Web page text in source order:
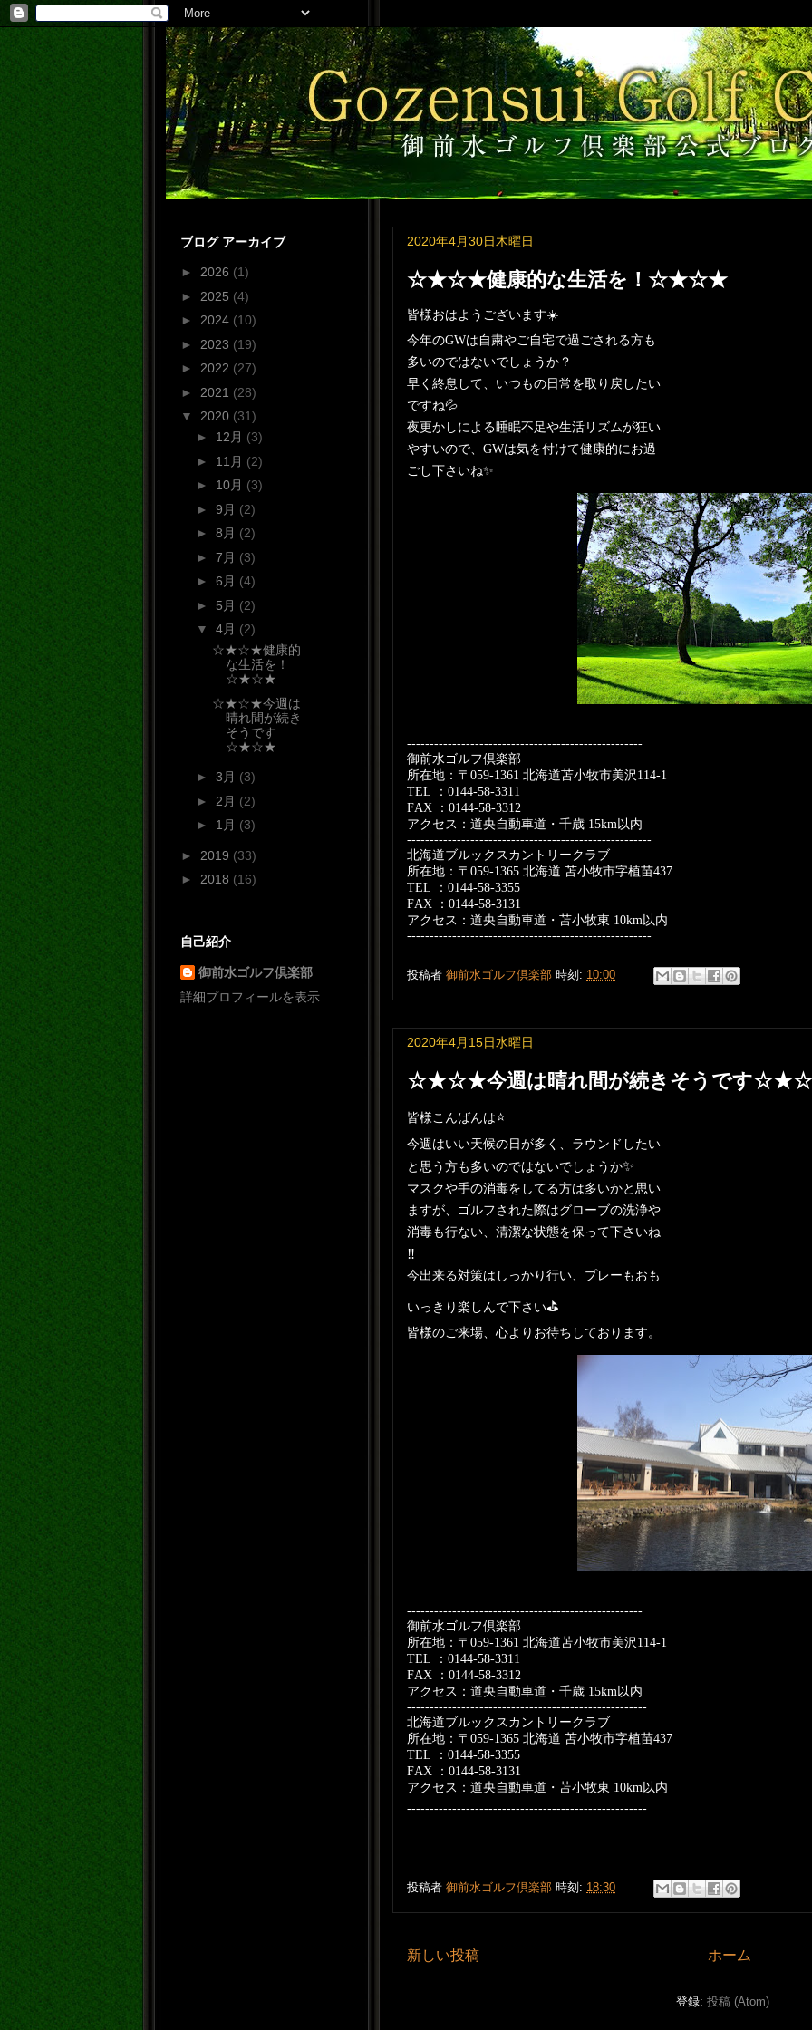
2020年4月30日木曜日
☆★☆★健康的な生活を！☆★☆★
皆様おはようございます☀️
今年のGWは自粛やご自宅で過ごされる方も
多いのではないでしょうか？
早く終息して、いつもの日常を取り戻したい
ですね💦
夜更かしによる睡眠不足や生活リズムが狂い
やすいので、 GWは気を付けて健康的にお過
ごし下さいね✨
----------------------------------------------------
御前水ゴルフ倶楽部
所在地：〒 059-1361 北海道苫小牧市美沢 114-1
TEL
： 0144-58-3311
FAX
： 0144-58-3312
アクセス：道央自動車道・千歳 15km以内
------------------------------------------------------
北海道ブルックスカントリークラブ
所在地：〒 059-1365 北海道 苫小牧市字植苗437
TEL
： 0144-58-3355
FAX
： 0144-58-3131
アクセス：道央自動車道・苫小牧東 10km以内
------------------------------------------------------
投稿者 御前水ゴルフ倶楽部 時刻: 10:00
2020年4月15日水曜日
☆★☆★今週は晴れ間が続きそうです
皆様こんばんは⭐️
今週はいい天候の日が多く、ラウンドしたい
と思う方も多いのではないでしょうか✨
マスクや手の消毒をしてる方は多いかと思い
ますが、ゴルフされた際はグローブの洗浄や
消毒も行ない、清潔な状態を保って下さいね
‼️
今出来る対策はしっかり行い、プレーもおも
いっきり楽しんで下さい⛳️
皆様のご来場、心よりお待ちしております。
----------------------------------------------------
御前水ゴルフ倶楽部
所在地：〒 059-1361 北海道苫小牧市美沢 114-1
TEL
： 0144-58-3311
FAX
： 0144-58-3312
アクセス：道央自動車道・千歳 15km以内
-----------------------------------------------------
北海道ブルックスカントリークラブ
所在地：〒 059-1365 北海道 苫小牧市字植苗437
TEL
： 0144-58-3355
FAX
： 0144-58-3131
アクセス：道央自動車道・苫小牧東 10km以内
-----------------------------------------------------
投稿者 御前水ゴルフ倶楽部 時刻: 18:30
新しい投稿 ホーム
登録: 投稿 (Atom)
ブログ アーカイブ
► 2026 (1)
► 2025 (4)
► 2024 (10)
► 2023 (19)
► 2022 (27)
► 2021 (28)
▼ 2020 (31)
► 12月 (3)
► 11月 (2)
► 10月 (3)
► 9月 (2)
► 8月 (2)
► 7月 (3)
► 6月 (4)
► 5月 (2)
▼ 4月 (2)
☆★☆★健康的
な生活を！
☆★☆★
☆★☆★今週は
晴れ間が続き
そうです
☆★☆★
► 3月 (3)
► 2月 (2)
► 1月 (3)
► 2019 (33)
► 2018 (16)
自己紹介
御前水ゴルフ倶楽部
詳細プロフィールを表示